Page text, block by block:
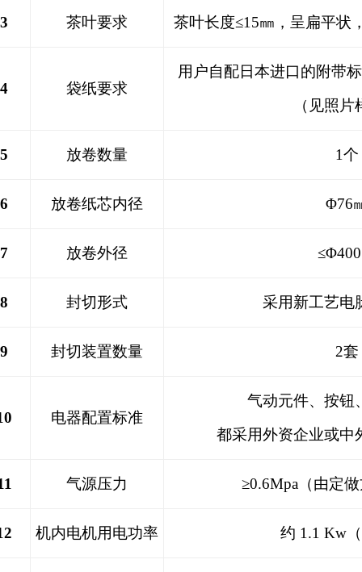
3 茶叶要求 茶叶长度≤15㎜，呈扁平状
4 袋纸要求
用户自配日本进口的附带
（见照片
5 放卷数量 1个
6 放卷纸芯内径 Φ76
7 放卷外径
8 封切形式 采用新工艺电
9 封切装置数量 2套
电器配置标准
气动元件、按钮
都采用外资企业或中
气源压力 ≥0.6Mpa（由定
机内电机用电功率 约 1.1 Kw